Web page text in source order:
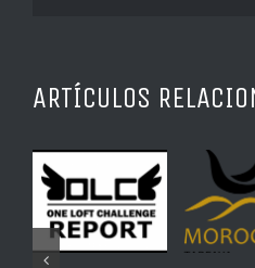
ARTÍCULOS